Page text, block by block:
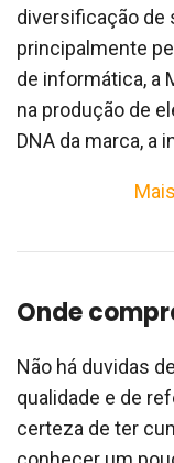
diversificação de
principalmente
de informática, a
na produção de
DNA da marca, a
Onde
Não há duvidas
qualidade e de
certeza de ter